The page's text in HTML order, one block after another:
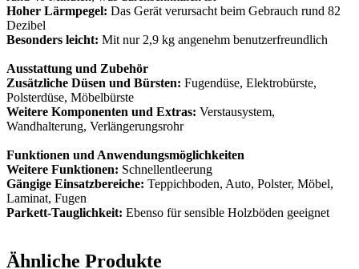
Hoher Lärmpegel: Das Gerät verursacht beim Gebrauch rund 82
Dezibel
Besonders leicht: Mit nur 2,9 kg angenehm benutzerfreundlich
Ausstattung und Zubehör
Zusätzliche Düsen und Bürsten: Fugendüse, Elektrobürste,
Polsterdüse, Möbelbürste
Weitere Komponenten und Extras: Verstausystem,
Wandhalterung, Verlängerungsrohr
Funktionen und Anwendungsmöglichkeiten
Weitere Funktionen: Schnellentleerung
Gängige Einsatzbereiche: Teppichboden, Auto, Polster, Möbel,
Laminat, Fugen
Parkett-Tauglichkeit: Ebenso für sensible Holzböden geeignet
Ähnliche Produkte